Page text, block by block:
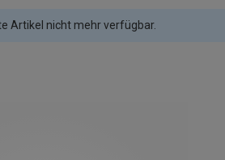
Artikel nicht mehr verfügbar.